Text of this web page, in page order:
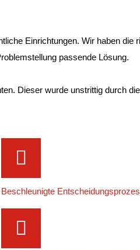
Einrichtungen. Wir haben die
passende Lösung.
Dieser wurde unstrittig durch
Beschleunigte